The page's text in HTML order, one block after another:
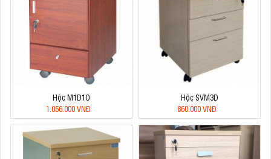
Hộc M1D1O
1.056.000 VNĐ
Hộc SVM3D
860.000 VNĐ